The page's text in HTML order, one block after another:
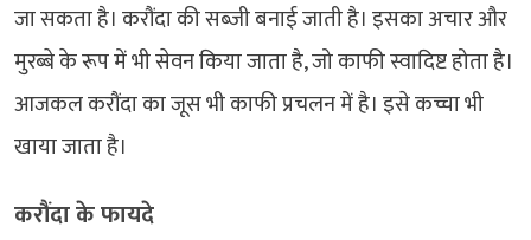
जा सकता है। करौंदा की सब्जी बनाई जाती है। इसका अचार और
मुरब्बे के रूप में भी सेवन किया जाता है, जो काफी स्वादिष्ट होता है।
आजकल करौंदा का जूस भी काफी प्रचलन में है। इसे कच्चा भी
खाया जाता है।
करौंदा के फायदे